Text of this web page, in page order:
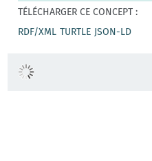
TÉLÉCHARGER CE CONCEPT :
RDF/XML TURTLE JSON-LD